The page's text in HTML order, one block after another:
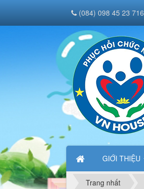
GIỚI THIỆU
(084) 098 45 23 716
Trang nhất